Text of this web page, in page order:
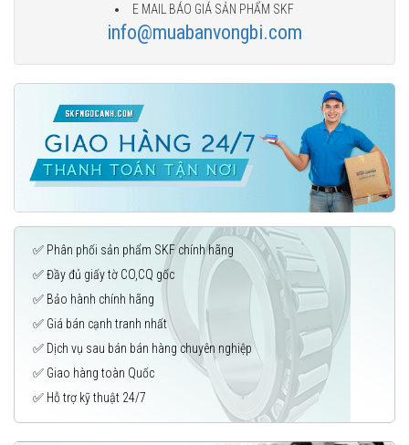
E MAIL BÁO GIÁ SẢN PHẨM SKF
info@muabanvongbi.com
✅ Phân phối sản phẩm SKF chính hãng
✅ Đầy đủ giấy tờ CO,CQ gốc
✅ Bảo hành chính hãng
✅ Giá bán cạnh tranh nhất
✅ Dịch vụ sau bán bán hàng chuyên nghiệp
✅ Giao hàng toàn Quốc
✅ Hỗ trợ kỹ thuật 24/7